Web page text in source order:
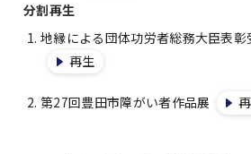
分割再生
地縁による団体功労者総務大臣表
再生
第27回豊田市障がい者作品展